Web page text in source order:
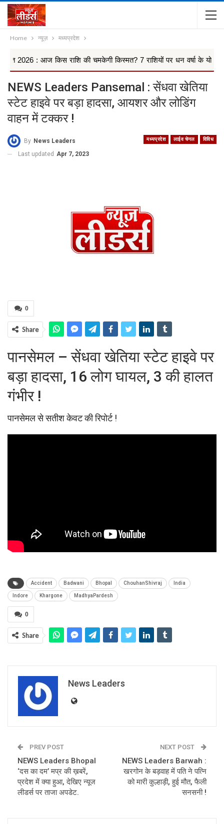
Home न्यूज़ मध्यप्रदेश
किस राशि की चमकेगी किस्मत? 7 राशियों पर धन वर्षा के योग, किन 4
NEWS Leaders Pansemal : सेंधवा खेतिया
स्टेट हाइवे पर बड़ा हादसा, आयशर और लोडिंग
वाहन में टक्कर !
मध्यप्रदेश लाईव चेनल विविध
By News Leaders
Last updated Apr 7, 2023
0
Share
पानसेमल – सेंधवा खेतिया स्टेट हाइवे पर
बड़ा हादसा, 16 लोग घायल, 3 की हालत
गंभीर !
पानसेमल से सतीश केवट की रिपोर्ट !
Accident Badwani Bhopal ChouhanShivraj India
Indore Khargone MadhyaPardesh
0
Share
News Leaders
PREV POST
NEWS Leaders Bhopal
‘दस का दम’ मप्र की ख़बरें,
प्रदेश में क्या हुआ, देखिए न्यूज
लीडर्स पर ताजा अपडेट.
NEXT POST
NEWS Leaders Barwah :
खरगोन के बड़वाह में पति ने पत्नि
को मारी कुल्हाड़ी, हुई मौत, फैली
सनसनी !